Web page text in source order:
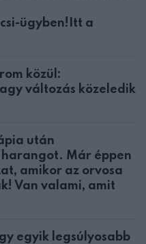
ügyben!Itt a
közül:
változás közeledik
után
Már éppen
amikor az orvosa
Van valami, amit
egyik legsúlyosabb